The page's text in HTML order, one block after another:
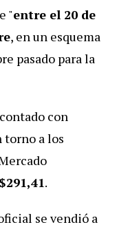
"entre el 20 de
, en un esquema
pasado para la
con
torno a los
$291,41.
se vendió a